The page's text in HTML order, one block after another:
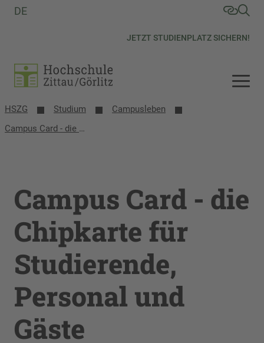
JETZT STUDIENPLATZ SICHERN!
DE
HSZG Studium
Campusleben
Campus Card - die Chipkarte für Studierende, Personal und Gäste
Campus Card - die
Chipkarte für
Studierende,
Personal und
Gäste